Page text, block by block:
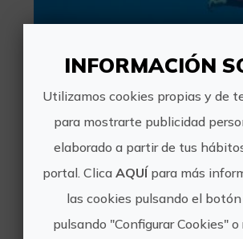
Turismo deportivo, Buceo
20 valoraciones
Tripula una
titulación
INFORMACIÓN
Utilizamos cookies propias y de
para mostrarte publicidad
elaborado a partir de tus
portal. Clica AQUÍpara más
las cookies pulsando el
pulsando "Configurar Cookies"